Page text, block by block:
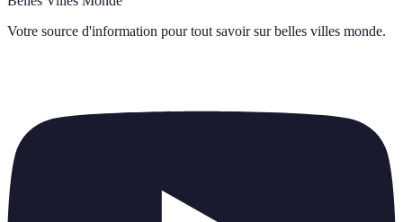
Votre source d'information pour tout savoir sur belles villes monde.